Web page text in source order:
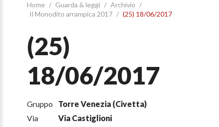
Home / Guarda & leggi / Archivio /
Il Monodito arrampica 2017 / (25) 18/06/2017
(25)
18/06/2017
Gruppo
Torre Venezia (Civetta)
Via
Via Castiglioni